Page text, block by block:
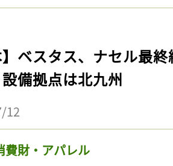
】ベスタス、ナセル最
備拠点は北九州
12
費財・アパレル